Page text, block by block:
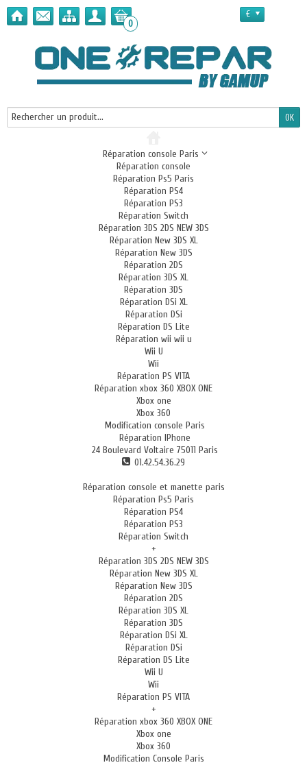
0
€
Réparation console Paris
Réparation console
Réparation Ps5 Paris
Réparation PS4
Réparation PS3
Réparation Switch
Réparation 3DS 2DS NEW 3DS
Réparation New 3DS XL
Réparation New 3DS
Réparation 2DS
Réparation 3DS XL
Réparation 3DS
Réparation DSi XL
Réparation DSi
Réparation DS Lite
Réparation wii wii u
Wii U
Wii
Réparation PS VITA
Réparation xbox 360 XBOX ONE
Xbox one
Xbox 360
Modification console Paris
Réparation IPhone
24 Boulevard Voltaire 75011 Paris
01.42.54.36.29
Réparation console et manette paris
Réparation Ps5 Paris
Réparation PS4
Réparation PS3
Réparation Switch
+
Réparation 3DS 2DS NEW 3DS
Réparation New 3DS XL
Réparation New 3DS
Réparation 2DS
Réparation 3DS XL
Réparation 3DS
Réparation DSi XL
Réparation DSi
Réparation DS Lite
Wii U
Wii
Réparation PS VITA
+
Réparation xbox 360 XBOX ONE
Xbox one
Xbox 360
Modification Console Paris